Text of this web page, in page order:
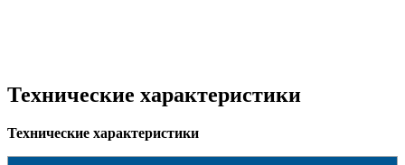
Технические характеристики
Технические характеристики